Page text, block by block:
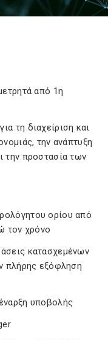
από 1η
τη διαχείριση και
την ανάπτυξη
την προστασία των
ορίου από
τον χρόνο
κατασχεμένων
πλήρης εξόφληση
υποβολής